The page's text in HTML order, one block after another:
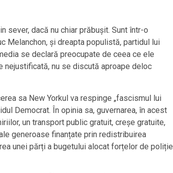
sever, dacă nu chiar prăbușit. Sunt într-o
Melanchon, și dreapta populistă, partidul lui
se declară preocupate de ceea ce ele
nejustificată, nu se discută aproape deloc
sa New Yorkul va respinge „fascismul lui
Democrat. În opinia sa, guvernarea, în acest
un transport public gratuit, creșe gratuite,
generoase finanțate prin redistribuirea
unei părți a bugetului alocat forțelor de poliție